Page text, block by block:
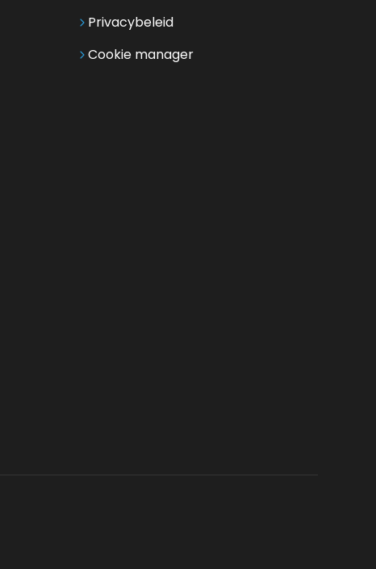
Privacybeleid
Cookie manager